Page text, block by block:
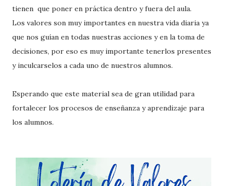
tienen que poner en práctica dentro y fuera del aula.
Los valores son muy importantes en nuestra vida diaria ya
que nos guían en todas nuestras acciones y en la toma de
decisiones, por eso es muy importante tenerlos presentes
y inculcarselos a cada uno de nuestros alumnos.
Esperando que este material sea de gran utilidad para
fortalecer los procesos de enseñanza y aprendizaje para
los alumnos.